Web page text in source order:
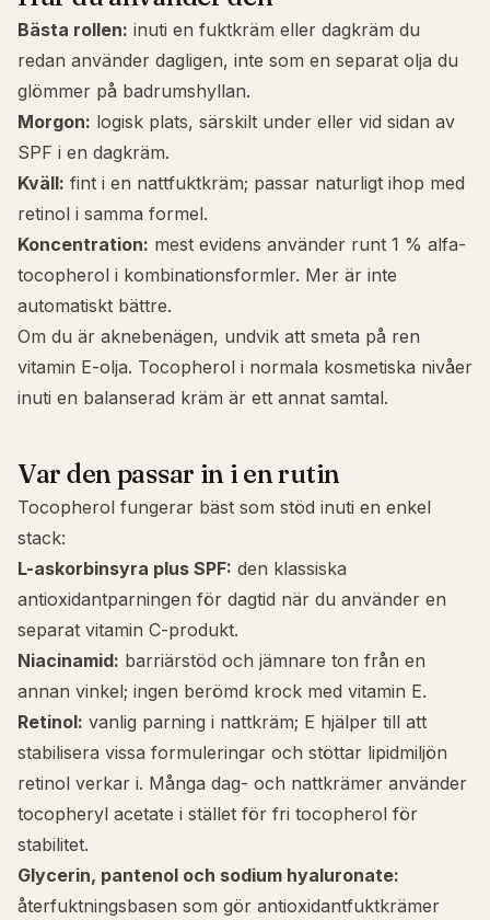
Bästa rollen: inuti en fuktkräm eller dagkräm du
redan använder dagligen, inte som en separat olja du
glömmer på badrumshyllan.
Morgon: logisk plats, särskilt under eller vid sidan av
SPF i en dagkräm.
Kväll: fint i en nattfuktkräm; passar naturligt ihop med
retinol i samma formel.
Koncentration: mest evidens använder runt 1 % alfa-
tocopherol i kombinationsformler. Mer är inte
automatiskt bättre.
Om du är aknebenägen, undvik att smeta på ren
vitamin E-olja. Tocopherol i normala kosmetiska nivåer
inuti en balanserad kräm är ett annat samtal.
Var den passar in i en rutin
Tocopherol fungerar bäst som stöd inuti en enkel
stack:
L-askorbinsyra plus SPF: den klassiska
antioxidantparningen för dagtid när du använder en
separat vitamin C-produkt.
Niacinamid: barriärstöd och jämnare ton från en
annan vinkel; ingen berömd krock med vitamin E.
Retinol: vanlig parning i nattkräm; E hjälper till att
stabilisera vissa formuleringar och stöttar lipidmiljön
retinol verkar i. Många dag- och nattkrämer använder
tocopheryl acetate i stället för fri tocopherol för
stabilitet.
Glycerin, pantenol och sodium hyaluronate:
återfuktningsbasen som gör antioxidantfuktkrämer